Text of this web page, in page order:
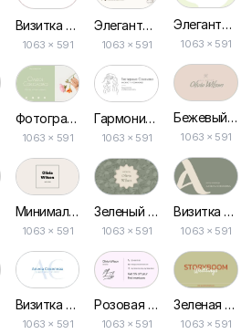
Визитка для Визажиста Светло-голубая
1063 × 591
Фотографическая Визитка Ногтевого Сервиса в Зеленых Тонах
1063 × 591
Минимальная Бежевая Визитная Карточка для Маникюра Художника по Ногтям
1063 × 591
Визитка Парикмахера: Бело-синяя Стильная Дизайнерская Шаблон
1063 × 591
Элегантная Бежевая Минималистичная Визитная Карточка
1063 × 591
Гармония Белого: Визитная Карточка с Иллюстрацией Парикмахера
1063 × 591
Зеленый Цветочный Ногтевой Артист Маникюра Визитная Карточка
1063 × 591
Розовая Эстетика Маникюра Визитная Карточка
1063 × 591
Элегантная Минималистичная Зелёная Визитка Дизайнера
1063 × 591
Бежевый Маникюрный Бизнес-картон
1063 × 591
Визитка для Мастера Маникюра в Нежно-зеленых Пастельных Тонах
1063 × 591
Зеленая Минималистичная Эстетика Свадебной Визитки
1063 × 591